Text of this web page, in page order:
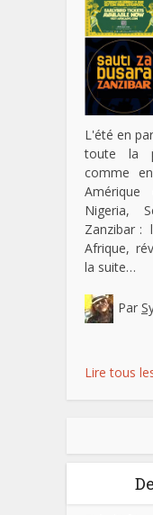
L'été en
toute la
comme
Nigeria,
Zanzibar :
Afrique,
la suite…
Par
Lire tous